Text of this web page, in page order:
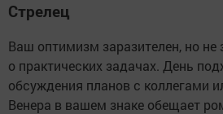
Стрелец
Ваш оптимизм заразителен, но не
о практических задачах. День
обсуждения планов с коллегами
Венера в вашем знаке обещает